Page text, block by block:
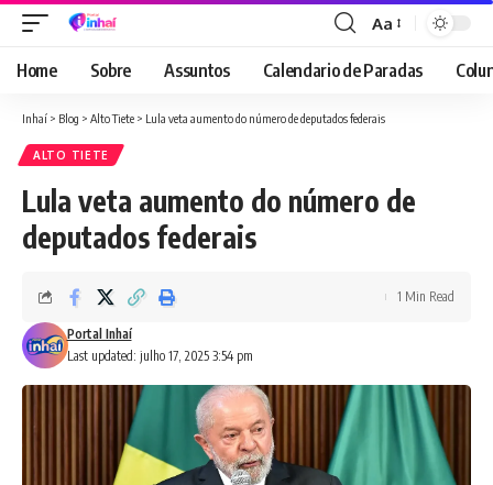
Font
Resizer
Aa
Home Sobre Assuntos Calendario de Paradas
Inhaí > Blog > Alto Tiete > Lula veta aumento do número de deputados federais
ALTO TIETE
Lula veta aumento do número de
deputados federais
Last updated: julho 17, 2025 3:54 pm
Portal Inhaí
1 Min Read